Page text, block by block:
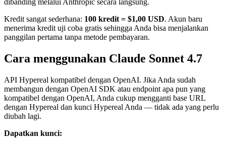
Kredit sangat sederhana: 100 kredit = $1,00 USD. Akun baru
menerima kredit uji coba gratis sehingga Anda bisa menjalankan
panggilan pertama tanpa metode pembayaran.
Cara menggunakan Claude Sonnet 4.7
API Hypereal kompatibel dengan OpenAI. Jika Anda sudah
membangun dengan OpenAI SDK atau endpoint apa pun yang
kompatibel dengan OpenAI, Anda cukup mengganti base URL
dengan Hypereal dan kunci Hypereal Anda — tidak ada yang perlu
diubah lagi.
Dapatkan kunci: